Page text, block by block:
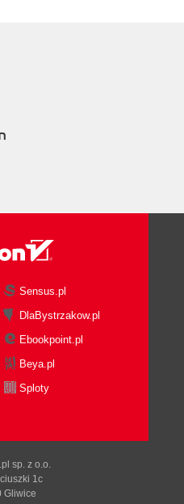
Sensus.pl
DlaBystrzakow.pl
Ebookpoint.pl
Beya.pl
Sploty
sp. z o.o.
1c
Gliwice